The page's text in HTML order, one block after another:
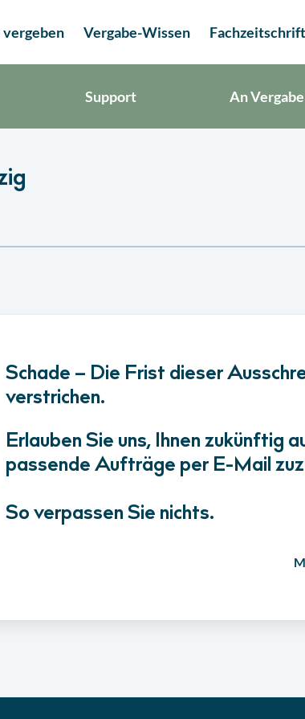
Vergabe-Wissen
Support An
Schade – Die Frist dieser
verstrichen.
Erlauben Sie uns, Ihnen zukünftig
passende Aufträge per E-Mail
So verpassen Sie nichts.